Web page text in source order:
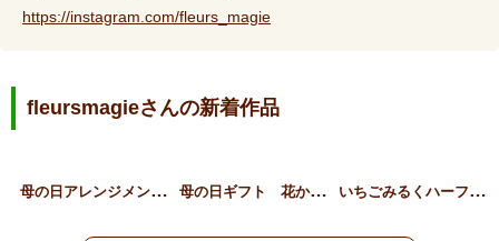
https://instagram.com/fleurs_magie
fleursmagieさんの新着作品
母
の日アレンジメント 花か… 母
の日ギフト 花かごピンク い
ちごみるくハーフリース